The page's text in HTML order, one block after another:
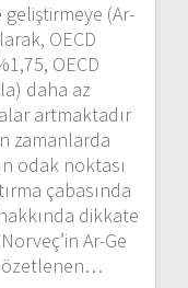
geliştirmeye (Ar-
OECD
OECD
daha az
artmaktadır
zamanlarda
odak noktası
çabasında
dikkate
Ar-Ge
özetlenen…